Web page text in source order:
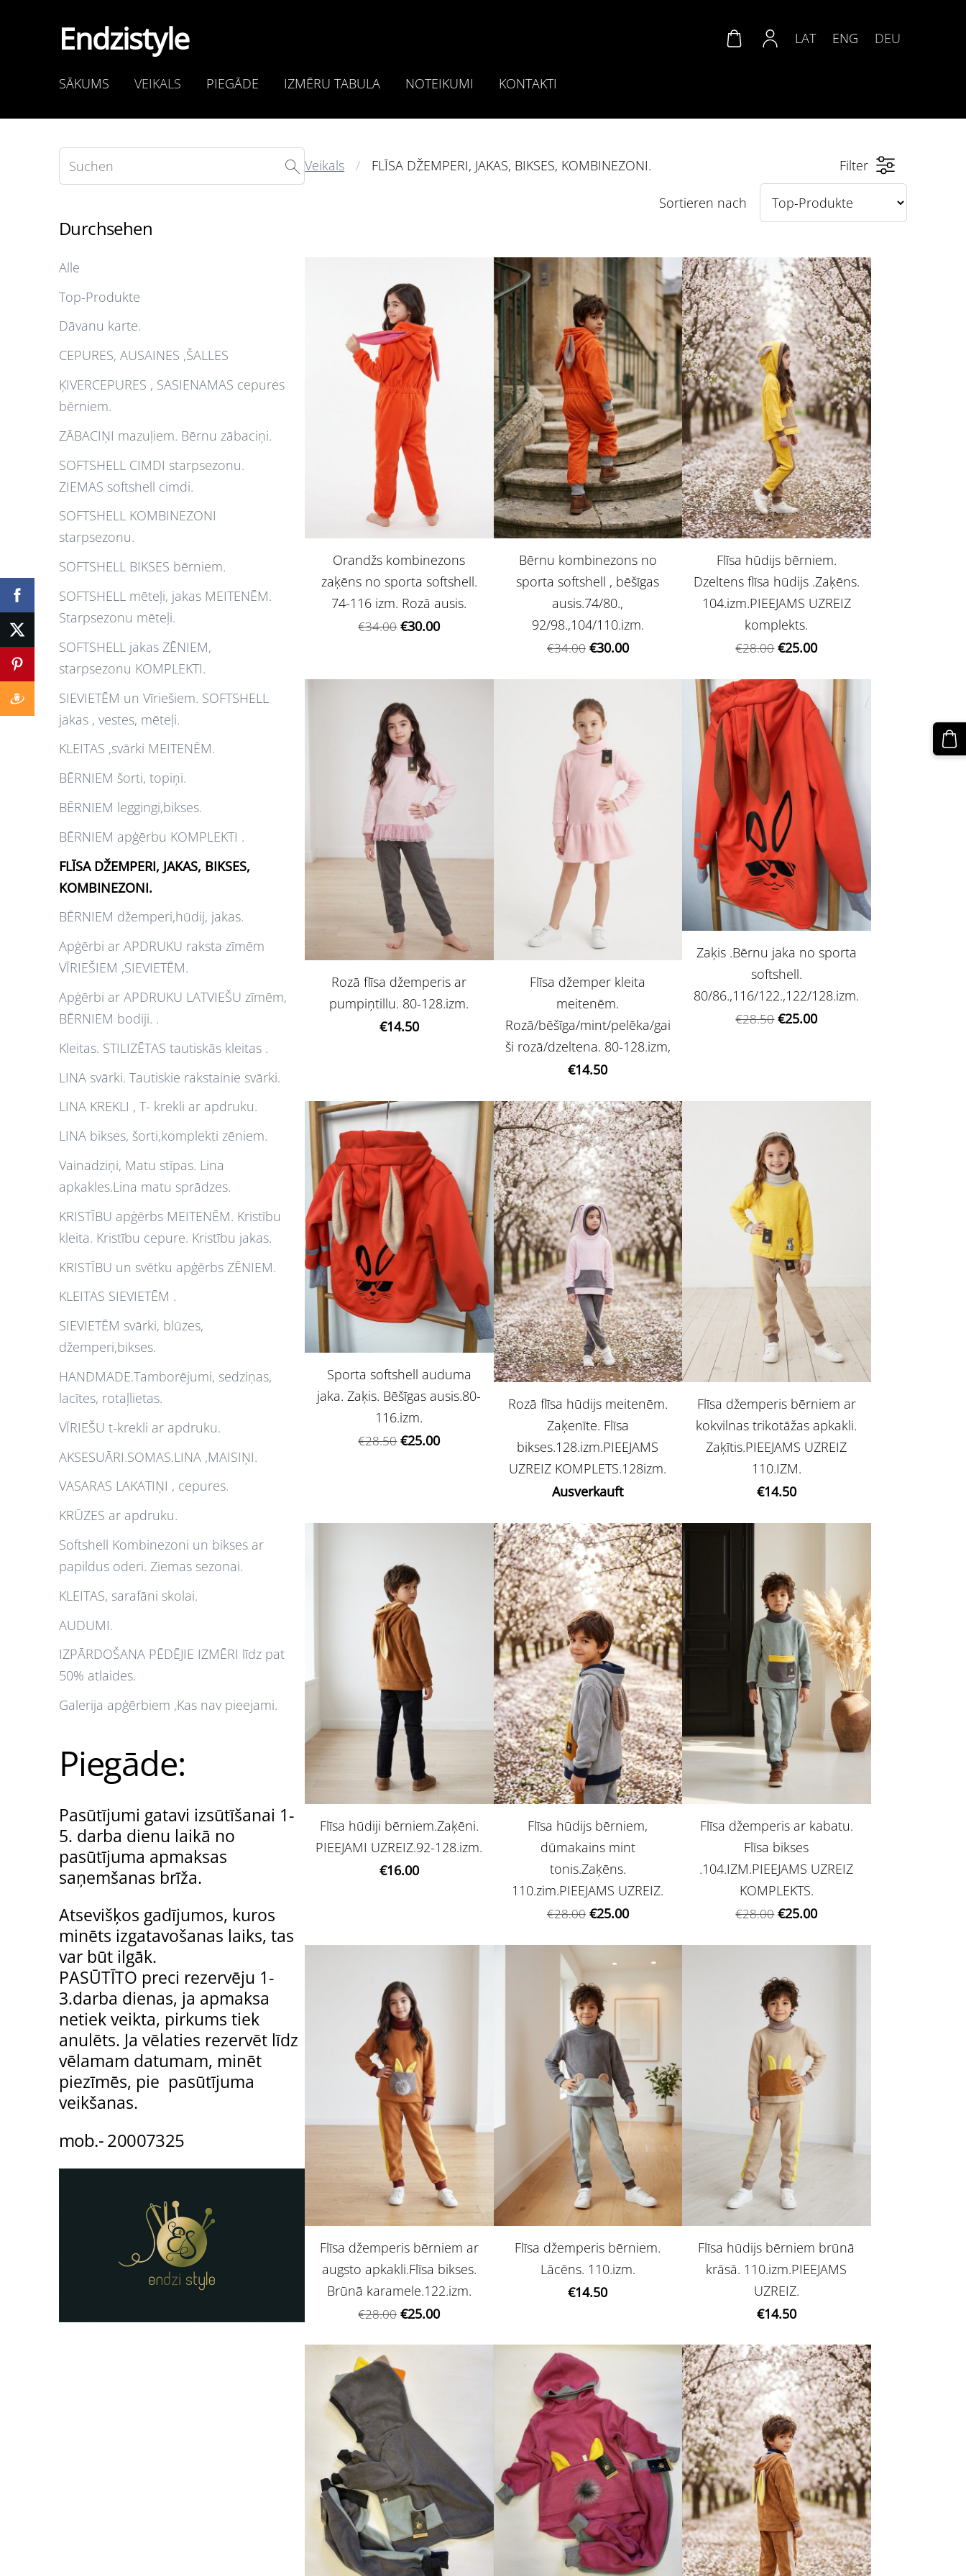
Endzistyle
SĀKUMS VEIKALS PIEGĀDE IZMĒRU TABULA NOTEIKUMI KONTAKTI
LAT ENG DEU
Durchsehen
Alle
Top-Produkte
Dāvanu karte.
CEPURES, AUSAINES ,ŠALLES
ĶIVERCEPURES , SASIENAMAS cepures
bērniem.
ZĀBACIŅI mazuļiem. Bērnu zābaciņi.
SOFTSHELL CIMDI starpsezonu.
ZIEMAS softshell cimdi.
SOFTSHELL KOMBINEZONI
starpsezonu.
SOFTSHELL BIKSES bērniem.
SOFTSHELL mēteļi, jakas MEITENĒM.
Starpsezonu mēteļi.
SOFTSHELL jakas ZĒNIEM,
starpsezonu KOMPLEKTI.
SIEVIETĒM un Vīriešiem. SOFTSHELL
jakas , vestes, mēteļi.
KLEITAS ,svārki MEITENĒM.
BĒRNIEM šorti, topiņi.
BĒRNIEM leggingi,bikses.
BĒRNIEM apģērbu KOMPLEKTI .
FLĪSA DŽEMPERI, JAKAS, BIKSES,
KOMBINEZONI.
BĒRNIEM džemperi,hūdij, jakas.
Apģērbi ar APDRUKU raksta zīmēm
VĪRIEŠIEM ,SIEVIETĒM.
Apģērbi ar APDRUKU LATVIEŠU zīmēm,
BĒRNIEM bodiji. .
Kleitas. STILIZĒTAS tautiskās kleitas .
LINA svārki. Tautiskie rakstainie svārki.
LINA KREKLI , T- krekli ar apdruku.
LINA bikses, šorti,komplekti zēniem.
Vainadziņi, Matu stīpas. Lina
apkakles.Lina matu sprādzes.
KRISTĪBU apģērbs MEITENĒM. Kristību
kleita. Kristību cepure. Kristību jakas.
KRISTĪBU un svētku apģērbs ZĒNIEM.
KLEITAS SIEVIETĒM .
SIEVIETĒM svārki, blūzes,
džemperi,bikses.
HANDMADE.Tamborējumi, sedziņas,
lacītes, rotaļlietas.
VĪRIEŠU t-krekli ar apdruku.
AKSESUĀRI.SOMAS.LINA ,MAISIŅI.
VASARAS LAKATIŅI , cepures.
KRŪZES ar apdruku.
Softshell Kombinezoni un bikses ar
papildus oderi. Ziemas sezonai.
KLEITAS, sarafāni skolai.
AUDUMI.
IZPĀRDOŠANA PĒDĒJIE IZMĒRI līdz pat
50% atlaides.
Galerija apģērbiem ,Kas nav pieejami.
Piegāde:
Pasūtījumi gatavi izsūtīšanai 1-
5. darba dienu laikā no
pasūtījuma apmaksas
saņemšanas brīža.
Atsevišķos gadījumos, kuros
minēts izgatavošanas laiks, tas
var būt ilgāk.
PASŪTĪTO preci rezervēju 1-
3.darba dienas, ja apmaksa
netiek veikta, pirkums tiek
anulēts. Ja vēlaties rezervēt līdz
vēlamam datumam, minēt
piezīmēs, pie pasūtījuma
veikšanas.
mob.- 20007325
Veikals FLĪSA DŽEMPERI, JAKAS, BIKSES, KOMBINEZONI. Filter
Sortieren nach
Orandžs kombinezons
zaķēns no sporta softshell.
74-116 izm. Rozā ausis.
€34.00 €30.00
Bērnu kombinezons no
sporta softshell , bēšīgas
ausis.74/80.,
92/98.,104/110.izm.
€34.00 €30.00
Flīsa hūdijs bērniem.
Dzeltens flīsa hūdijs .Zaķēns.
104.izm.PIEEJAMS UZREIZ
komplekts.
€28.00 €25.00
Rozā flīsa džemperis ar
pumpiņtillu. 80-128.izm.
€14.50
Flīsa džemper kleita
meitenēm.
Rozā/bēšīga/mint/pelēka/gai
ši rozā/dzeltena. 80-128.izm,
€14.50
Zaķis .Bērnu jaka no sporta
softshell.
80/86.,116/122.,122/128.izm.
€28.50 €25.00
Sporta softshell auduma
jaka. Zaķis. Bēšīgas ausis.80-
116.izm.
€28.50 €25.00
Rozā flīsa hūdijs meitenēm.
Zaķenīte. Flīsa
bikses.128.izm.PIEEJAMS
UZREIZ KOMPLETS.128izm.
Ausverkauft
Flīsa džemperis bērniem ar
kokvilnas trikotāžas apkakli.
Zaķītis.PIEEJAMS UZREIZ
110.IZM.
€14.50
Flīsa hūdiji bērniem.Zaķēni.
PIEEJAMI UZREIZ.92-128.izm.
€16.00
Flīsa hūdijs bērniem,
dūmakains mint
tonis.Zaķēns.
110.zim.PIEEJAMS UZREIZ.
€28.00 €25.00
Flīsa džemperis ar kabatu.
Flīsa bikses
.104.IZM.PIEEJAMS UZREIZ
KOMPLEKTS.
€28.00 €25.00
Flīsa džemperis bērniem ar
augsto apkakli.Flīsa bikses.
Brūnā karamele.122.izm.
€28.00 €25.00
Flīsa džemperis bērniem.
Lācēns. 110.izm.
€14.50
Flīsa hūdijs bērniem brūnā
krāsā. 110.izm.PIEEJAMS
UZREIZ.
€14.50